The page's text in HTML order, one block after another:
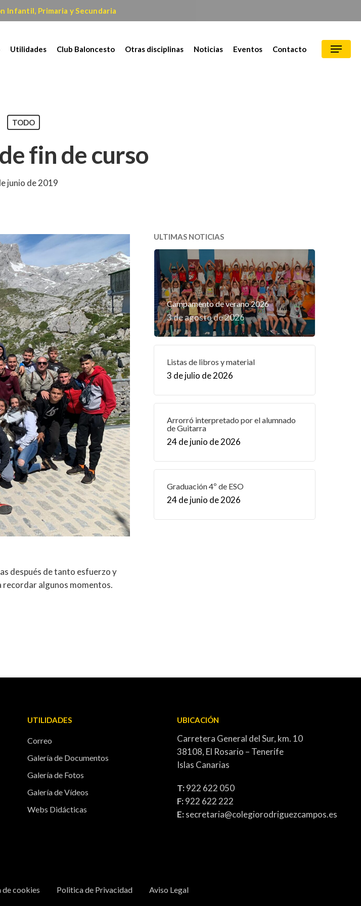
Infantil, Primaria y Secundaria
Utilidades Club Baloncesto Otras disciplinas Noticias Eventos Contacto
TODO
fin de curso
junio de 2019
después de tanto esfuerzo y
recordar algunos momentos.
ULTIMAS NOTICIAS
Campamento de verano 2026
3 de agosto de 2026
Listas de libros y material
3 de julio de 2026
Arrorró interpretado por el alumnado
de Guitarra
24 de junio de 2026
Graduación 4º de ESO
24 de junio de 2026
UTILIDADES
Correo
Galería de Documentos
Galería de Fotos
Galería de Vídeos
Webs Didácticas
UBICACIÓN
Carretera General del Sur, km. 10
38108, El Rosario – Tenerife
Islas Canarias
T:922 622 050
F:922 622 222
E:secretaria@colegiorodriguezcampos.es
cookies Politica de Privacidad Aviso Legal